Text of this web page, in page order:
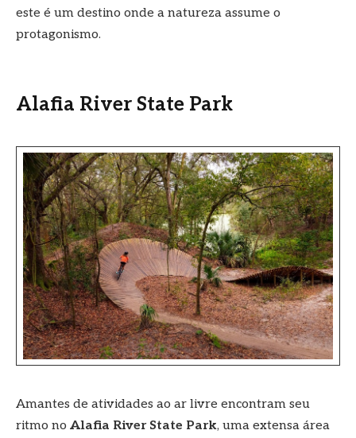
este é um destino onde a natureza assume o
protagonismo.
Alafia River State Park
Amantes de atividades ao ar livre encontram seu
ritmo no Alafia River State Park, uma extensa área